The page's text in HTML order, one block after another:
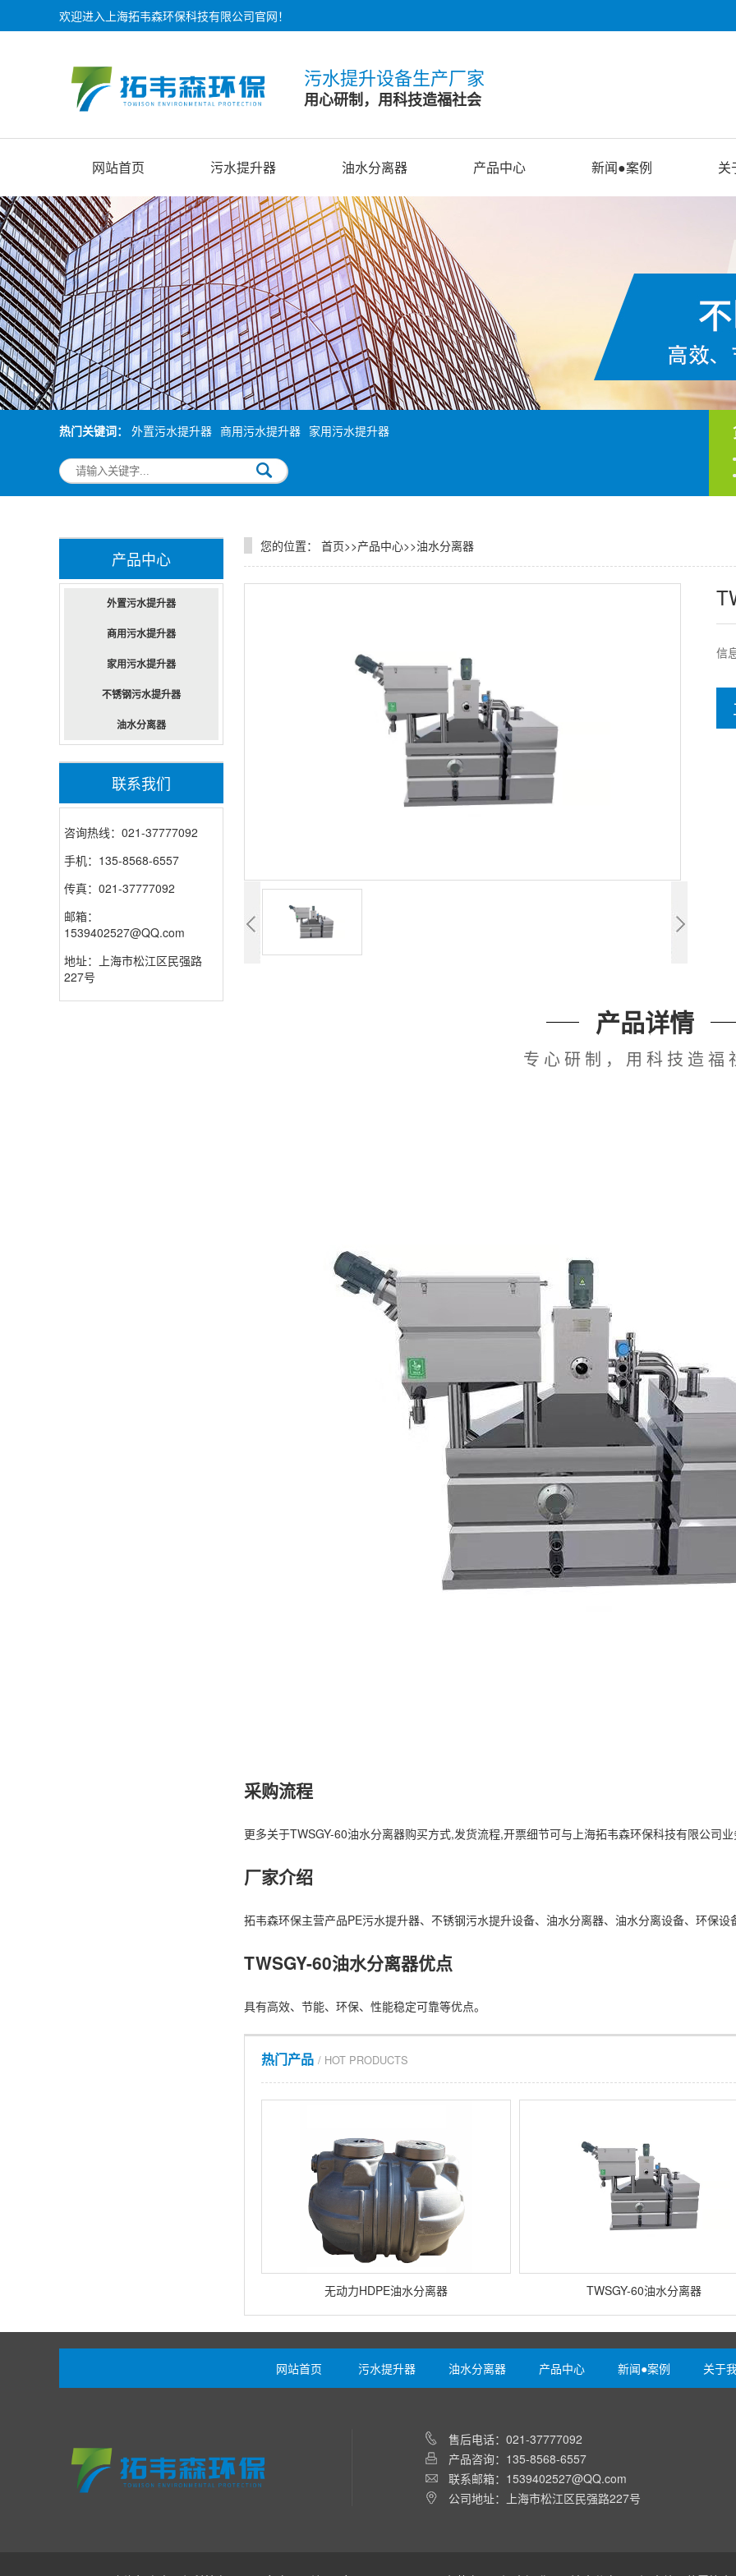
欢迎进入上海拓韦森环保科技有限公司官网！
污水提升设备生产厂家
用心研制，用科技造福社会
网站首页 污水提升器 油水分离器 产品中心 新闻●案例 关
热门关键词： 外置污水提升器 商用污水提升器 家用污水提升器
产品中心
外置污水提升器
商用污水提升器
家用污水提升器
不锈钢污水提升器
油水分离器
联系我们
咨询热线：021-37777092
手机：135-8568-6557
传真：021-37777092
邮箱：
1539402527@QQ.com
地址：上海市松江区民强路
227号
您的位置： 首页>>产品中心>>油水分离器
信
产品详情
专心研制，用科技造福
采购流程
更多关于TWSGY-60油水分离器购买方式,发货流程,开票细节可与上海拓韦森环保科技有限公司
厂家介绍
拓韦森环保主营产品PE污水提升器、 不锈钢污水提升设备、 油水分离器、油水分离设备、环保
TWSGY-60油水分离器优点
具有高效、节能、环保、性能稳定可靠等优点。
热门产品 / HOT PRODUCTS
无动力HDPE油水分离器 TWSGY-60油水分离器
网站首页 污水提升器 油水分离器 产品中心 新闻●案例 关于
售后电话：021-37777092
产品咨询：135-8568-6557
联系邮箱：1539402527@QQ.com
公司地址：上海市松江区民强路227号